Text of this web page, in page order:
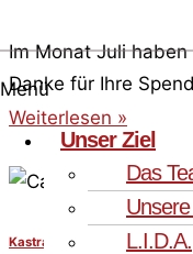
Menü
Unser Ziel
Das
L.I.D.A.
Im Monat Juli
Danke für Ihre
Weiterlesen »
Kastrationen Juni 2026 –